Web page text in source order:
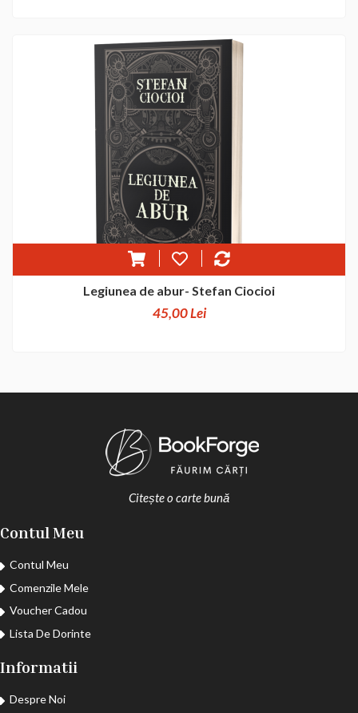
Legiunea de abur- Stefan Ciocioi
45,00 Lei
Citește o carte bună
Contul Meu
Contul Meu
Comenzile Mele
Voucher Cadou
Lista De Dorinte
Informatii
Despre Noi